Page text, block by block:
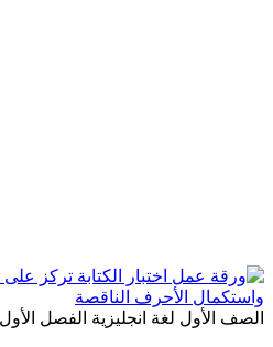
الصف الأول لغة انجليزية الفصل الأول